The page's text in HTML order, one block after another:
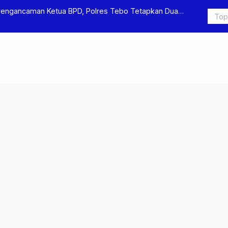
Ketua BPD, Polres Tebo Tetapkan Dua
Polres